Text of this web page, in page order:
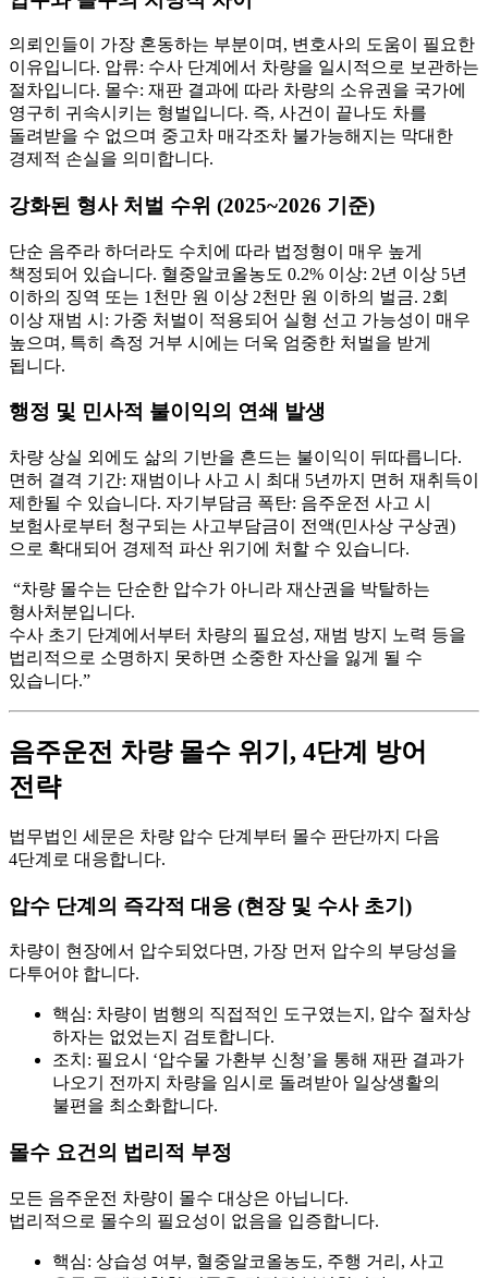
의뢰인들이 가장 혼동하는 부분이며, 변호사의 도움이 필요한
이유입니다. 압류: 수사 단계에서 차량을 일시적으로 보관하는
절차입니다. 몰수: 재판 결과에 따라 차량의 소유권을 국가에
영구히 귀속시키는 형벌입니다. 즉, 사건이 끝나도 차를
돌려받을 수 없으며 중고차 매각조차 불가능해지는 막대한
경제적 손실을 의미합니다.
강화된 형사 처벌 수위 (2025~2026 기준)
단순 음주라 하더라도 수치에 따라 법정형이 매우 높게
책정되어 있습니다. 혈중알코올농도 0.2% 이상: 2년 이상 5년
이하의 징역 또는 1천만 원 이상 2천만 원 이하의 벌금. 2회
이상 재범 시: 가중 처벌이 적용되어 실형 선고 가능성이 매우
높으며, 특히 측정 거부 시에는 더욱 엄중한 처벌을 받게
됩니다.
행정 및 민사적 불이익의 연쇄 발생
차량 상실 외에도 삶의 기반을 흔드는 불이익이 뒤따릅니다.
면허 결격 기간: 재범이나 사고 시 최대 5년까지 면허 재취득이
제한될 수 있습니다. 자기부담금 폭탄: 음주운전 사고 시
보험사로부터 청구되는 사고부담금이 전액(민사상 구상권)
으로 확대되어 경제적 파산 위기에 처할 수 있습니다.
“차량 몰수는 단순한 압수가 아니라 재산권을 박탈하는
형사처분입니다.
수사 초기 단계에서부터 차량의 필요성, 재범 방지 노력 등을
법리적으로 소명하지 못하면 소중한 자산을 잃게 될 수
있습니다.”
음주운전 차량 몰수 위기, 4단계 방어
전략
법무법인 세문은 차량 압수 단계부터 몰수 판단까지 다음
4단계로 대응합니다.
압수 단계의 즉각적 대응 (현장 및 수사 초기)
차량이 현장에서 압수되었다면, 가장 먼저 압수의 부당성을
다투어야 합니다.
핵심: 차량이 범행의 직접적인 도구였는지, 압수 절차상
하자는 없었는지 검토합니다.
조치: 필요시 ‘압수물 가환부 신청’을 통해 재판 결과가
나오기 전까지 차량을 임시로 돌려받아 일상생활의
불편을 최소화합니다.
몰수 요건의 법리적 부정
모든 음주운전 차량이 몰수 대상은 아닙니다.
법리적으로 몰수의 필요성이 없음을 입증합니다.
핵심: 상습성 여부, 혈중알코올농도, 주행 거리, 사고